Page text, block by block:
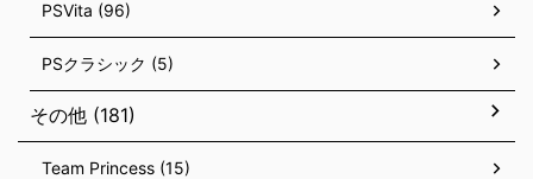
PSVita (96)
PSクラシック (5)
その他 (181)
Team Princess (15)